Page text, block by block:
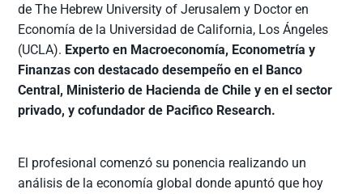
de The Hebrew University of Jerusalem y Doctor en
Economía de la Universidad de California, Los Ángeles
(UCLA). Experto en Macroeconomía, Econometría y
Finanzas con destacado desempeño en el Banco
Central, Ministerio de Hacienda de Chile y en el sector
privado, y cofundador de Pacifico Research.
El profesional comenzó su ponencia realizando un
análisis de la economía global donde apuntó que hoy